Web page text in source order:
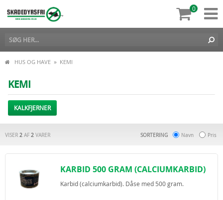
0
HUS OG HAVE » KEMI
KEMI
KALKFJERNER
SORTERING Navn Pris
VISER 2 AF 2 VARER
KARBID 500 GRAM (CALCIUMKARBID)
Karbid (calciumkarbid). Dåse med 500 gram.